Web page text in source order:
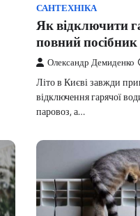
САНТЕХНІКА
Як відключити
повний
Олександр Демиденко
Літо в Києві завжди
відключення гарячої
паровоз, а…